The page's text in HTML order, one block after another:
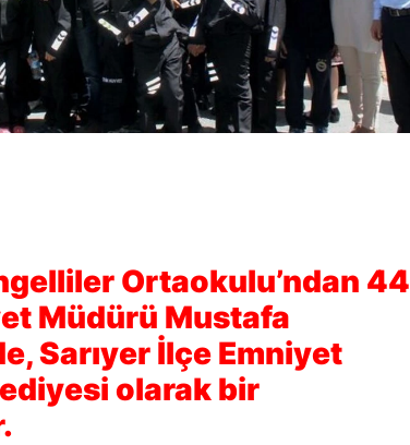
Ortaokulu’ndan 44
Müdürü Mustafa
Sarıyer İlçe Emniyet
olarak bir